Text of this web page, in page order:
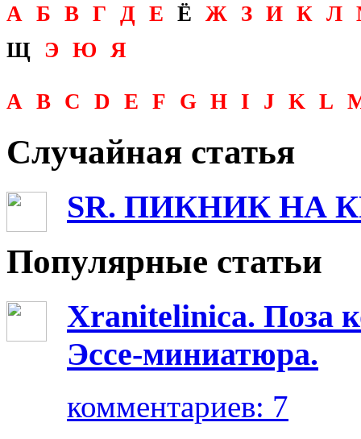
А Б В Г Д Е Ё Ж З И К Л
Щ
Э Ю Я
A B C D E F G H I J K L
Случайная статья
SR. ПИКНИК НА
Популярные статьи
Xranitelinica. Поза
Эссе-миниатюра.
комментариев: 7